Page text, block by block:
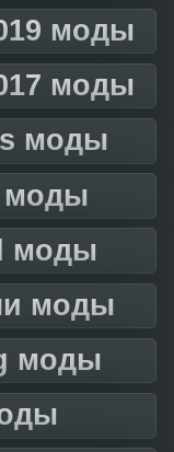
моды
моды
моды
моды
моды
моды
моды